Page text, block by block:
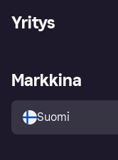
Kirjaudu sisään
Tutustu kauppoihin
Ostajan turva
Yritys
Kirjaudu sisään
Markkina
Suomi